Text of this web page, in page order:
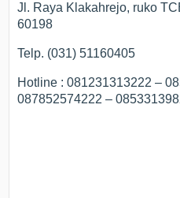
Jl. Raya Klakahrejo, ruko
60198
Telp. (031) 51160405
Hotline : 081231313222 –
087852574222 –